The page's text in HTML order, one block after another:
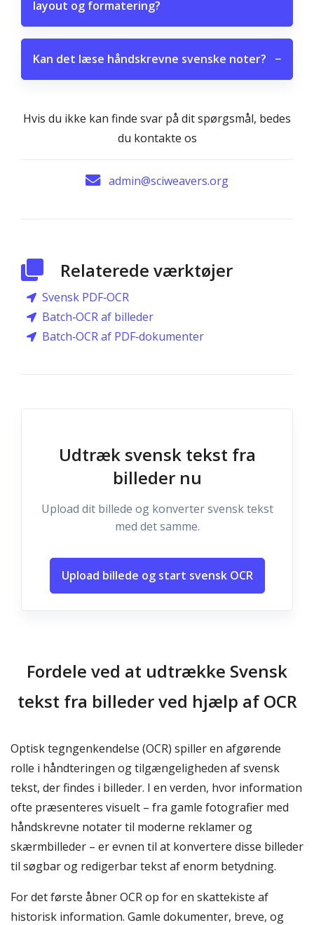
layout og formatering?
Kan det læse håndskrevne svenske noter? −
Hvis du ikke kan finde svar på dit spørgsmål, bedes
du kontakte os
admin@sciweavers.org
Relaterede værktøjer
Svensk PDF‑OCR
Batch‑OCR af billeder
Batch‑OCR af PDF‑dokumenter
Udtræk svensk tekst fra
billeder nu
Upload dit billede og konverter svensk tekst
med det samme.
Upload billede og start svensk OCR
Fordele ved at udtrække Svensk
tekst fra billeder ved hjælp af OCR
Optisk tegngenkendelse (OCR) spiller en afgørende
rolle i håndteringen og tilgængeligheden af svensk
tekst, der findes i billeder. I en verden, hvor information
ofte præsenteres visuelt – fra gamle fotografier med
håndskrevne notater til moderne reklamer og
skærmbilleder – er evnen til at konvertere disse billeder
til søgbar og redigerbar tekst af enorm betydning.
For det første åbner OCR op for en skattekiste af
historisk information. Gamle dokumenter, breve, og